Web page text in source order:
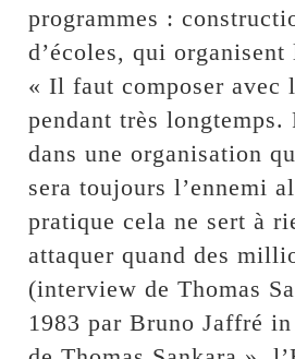
programmes :
d’écoles, qui organisent
« Il faut composer avec
pendant très longtemps.
dans une organisation
sera toujours l’ennemi
pratique cela ne sert à
attaquer quand des
(interview de Thomas
1983 par Bruno Jaffré